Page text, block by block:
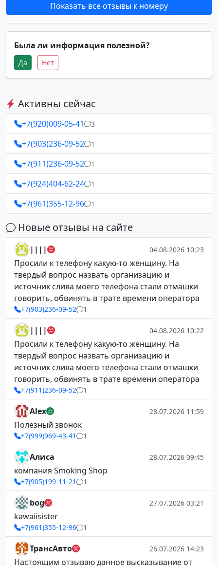
Показать все отзывы к номеру
Была ли информация полезной?
Да Нет
Активны сейчас
+7(920)009-05-41 3
+7(903)236-09-52 1
+7(911)236-09-52 1
+7(924)404-62-24 1
+7(961)355-12-96 1
Новые отзывы на сайте
|||| 04.08.2026 10:23
Просили к телефону какую-то женщину. На
твердый вопрос назвать организацию и
источник слива моего телефона стали отмашки
говорить, обвинять в трате времени оператора
+7(903)236-09-52 1
|||| 04.08.2026 10:22
Просили к телефону какую-то женщину. На
твердый вопрос назвать организацию и
источник слива моего телефона стали отмашки
говорить, обвинять в трате времени оператора
+7(911)236-09-52 1
Alex 28.07.2026 11:59
Полезный звонок
+7(999)969-43-41 1
Алиса 28.07.2026 09:45
компания Smoking Shop
+7(905)199-11-21 1
bog 27.07.2026 03:21
kawaiisister
+7(961)355-12-96 1
ТрансАвто 26.07.2026 14:23
Настоящим отзываю данное высказывание от